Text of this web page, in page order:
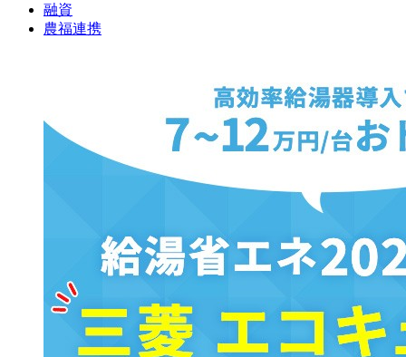
融資
農福連携